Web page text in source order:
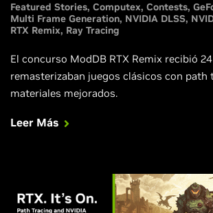
Featured Stories Computex Contests
Multi Frame Generation NVIDIA DLSS
RTX Remix Ray Tracing
El concurso ModDB RTX Remix recibió
remasterizaban juegos clásicos con path
materiales mejorados.
Leer Más